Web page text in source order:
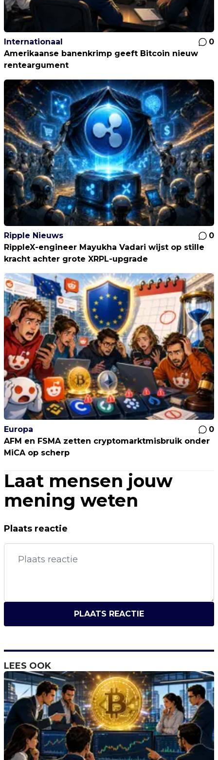
Internationaal
0
Amerikaanse banenkrimp geeft Bitcoin nieuw
renteargument
Ripple Nieuws
0
RippleX-engineer Mayukha Vadari wijst op stille
kracht achter grote XRPL-upgrade
Europa
0
AFM en FSMA zetten cryptomarktmisbruik onder
MiCA op scherp
Laat mensen jouw
mening weten
Plaats reactie
PLAATS REACTIE
LEES OOK